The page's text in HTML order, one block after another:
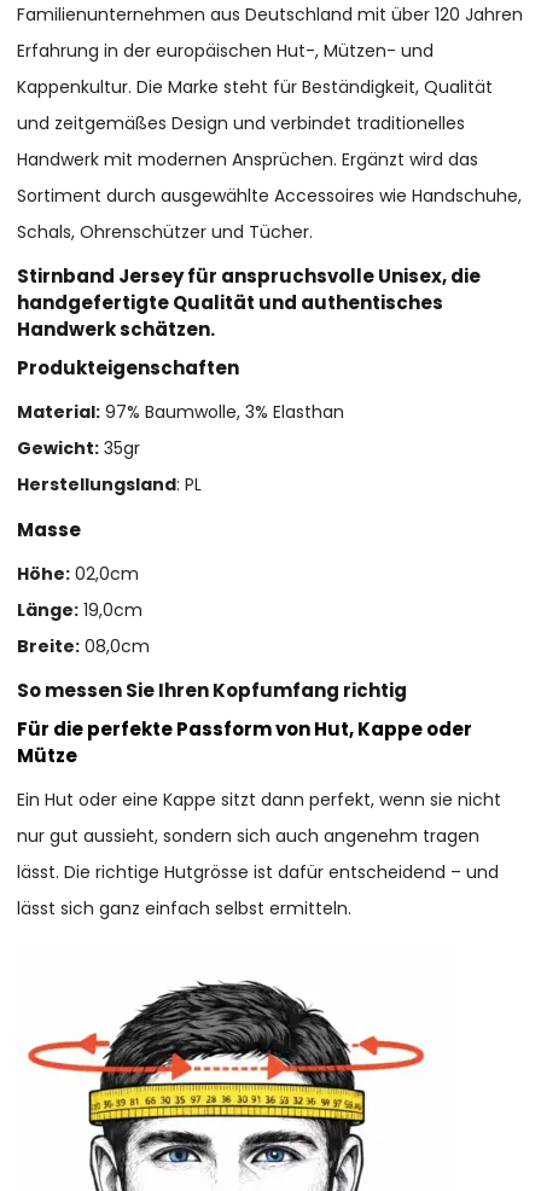
Familienunternehmen aus Deutschland mit über 120 Jahren
Erfahrung in der europäischen Hut-, Mützen- und
Kappenkultur. Die Marke steht für Beständigkeit, Qualität
und zeitgemäßes Design und verbindet traditionelles
Handwerk mit modernen Ansprüchen. Ergänzt wird das
Sortiment durch ausgewählte Accessoires wie Handschuhe,
Schals, Ohrenschützer und Tücher.
Stirnband Jersey für anspruchsvolle Unisex, die
handgefertigte Qualität und authentisches
Handwerk schätzen.
Produkteigenschaften
Material: 97% Baumwolle, 3% Elasthan
Gewicht: 35gr
Herstellungsland: PL
Masse
Höhe: 02,0cm
Länge: 19,0cm
Breite: 08,0cm
So messen Sie Ihren Kopfumfang richtig
Für die perfekte Passform von Hut, Kappe oder
Mütze
Ein Hut oder eine Kappe sitzt dann perfekt, wenn sie nicht
nur gut aussieht, sondern sich auch angenehm tragen
lässt. Die richtige Hutgrösse ist dafür entscheidend – und
lässt sich ganz einfach selbst ermitteln.